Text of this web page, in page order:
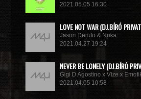
2021.05.05 16:30
LOVE NOT WAR (DJ.BÍRÓ
Jason Derulo & Nuka
2021.04.27 19:24
NEVER BE LONELY (DJ.BÍRÓ
Gigi D Agostino x Vize x
2021.04.05 10:58